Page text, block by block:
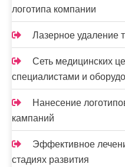
логотипа компании
Лазерное удаление
Сеть медицинских
специалистами и
Нанесение
кампаний
Эффективное
стадиях развития